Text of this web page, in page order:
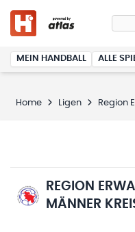
MEIN HANDBALL ALLE
Home Ligen Region
REGION
MÄNNER